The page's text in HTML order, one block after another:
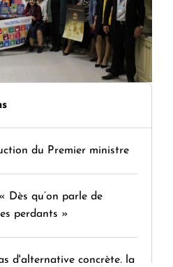
du Premier ministre
Dès qu’on parle de
perdants »
d'alternative concrète, la